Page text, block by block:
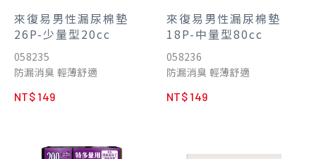
來復易男性漏尿棉墊
26P-少量型20cc
058235
防漏消臭 輕薄舒適
NT$ 149
來復易男性漏尿棉墊
18P-中量型80cc
058236
防漏消臭 輕薄舒適
NT$ 149